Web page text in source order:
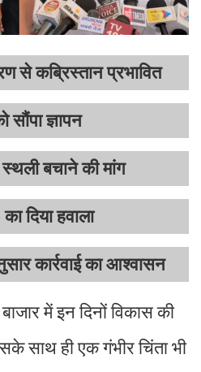
से कब्रिस्तान प्रभावित
ज्ञापन
स्थली बचाने की मांग
दिया हवाला
कार्रवाई का आश्वासन
में इन दिनों विकास की
साथ ही एक गंभीर चिंता भी